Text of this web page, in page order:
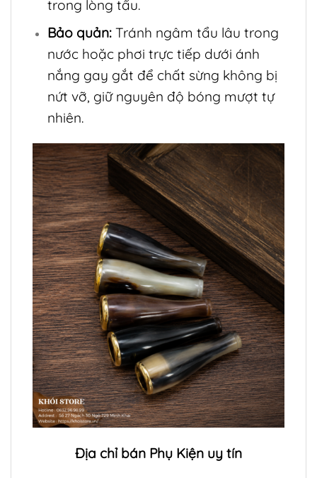
trong lòng tẩu.
Bảo quản:Tránh ngâm tẩu lâu trong
nước hoặc phơi trực tiếp dưới ánh
nắng gay gắt để chất sừng không bị
nứt vỡ, giữ nguyên độ bóng mượt tự
nhiên.
Địa chỉ bán Phụ Kiện uy tín